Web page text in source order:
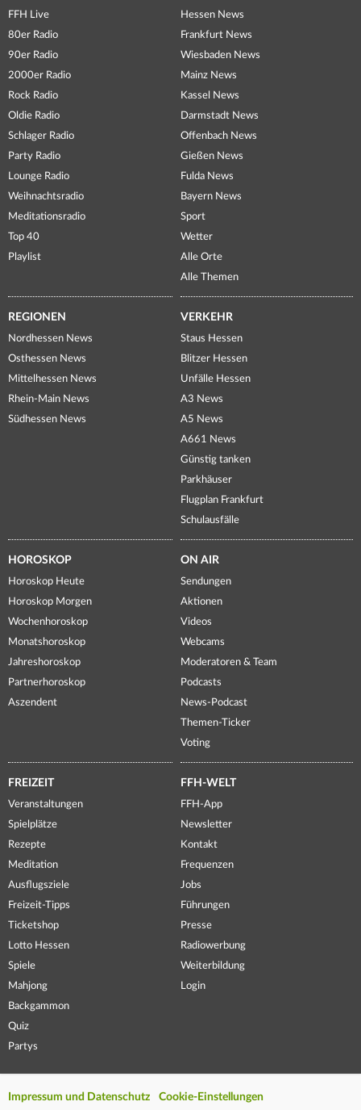
FFH Live
80er Radio
90er Radio
2000er Radio
Rock Radio
Oldie Radio
Schlager Radio
Party Radio
Lounge Radio
Weihnachtsradio
Meditationsradio
Top 40
Playlist
Hessen News
Frankfurt News
Wiesbaden News
Mainz News
Kassel News
Darmstadt News
Offenbach News
Gießen News
Fulda News
Bayern News
Sport
Wetter
Alle Orte
Alle Themen
REGIONEN
Nordhessen News
Osthessen News
Mittelhessen News
Rhein-Main News
Südhessen News
VERKEHR
Staus Hessen
Blitzer Hessen
Unfälle Hessen
A3 News
A5 News
A661 News
Günstig tanken
Parkhäuser
Flugplan Frankfurt
Schulausfälle
HOROSKOP
Horoskop Heute
Horoskop Morgen
Wochenhoroskop
Monatshoroskop
Jahreshoroskop
Partnerhoroskop
Aszendent
ON AIR
Sendungen
Aktionen
Videos
Webcams
Moderatoren & Team
Podcasts
News-Podcast
Themen-Ticker
Voting
FREIZEIT
Veranstaltungen
Spielplätze
Rezepte
Meditation
Ausflugsziele
Freizeit-Tipps
Ticketshop
Lotto Hessen
Spiele
Mahjong
Backgammon
Quiz
Partys
FFH-WELT
FFH-App
Newsletter
Kontakt
Frequenzen
Jobs
Führungen
Presse
Radiowerbung
Weiterbildung
Login
Impressum und Datenschutz Cookie-Einstellungen